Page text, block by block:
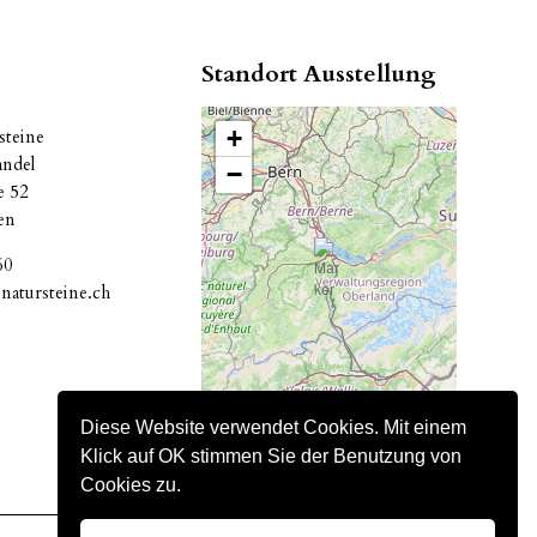
Diese Website verwendet Cookies. Mit einem
Klick auf OK stimmen Sie der Benutzung von
Cookies zu.
52
Standort Ausstellung
+
−